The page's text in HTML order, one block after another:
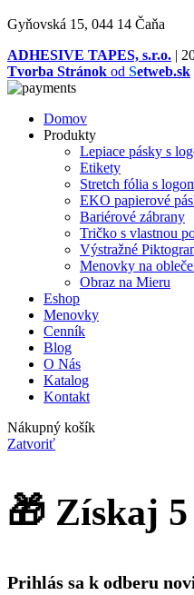
Gyňovská 15, 044 14 Čaňa
ADHESIVE TAPES, s.r.o. |
Tvorba Stránok od Setweb.sk
Domov
Produkty
Lepiace pásky s
Etikety
Stretch fólia s
EKO papierové
Bariérové zábrany
Tričko s vlastnou
Výstražné
Menovky na
Obraz na Mieru
Eshop
Menovky
Cenník
Blog
O Nás
Katalog
Kontakt
Nákupný košík
Zatvoriť
🎁 Získaj
Prihlás sa k odberu